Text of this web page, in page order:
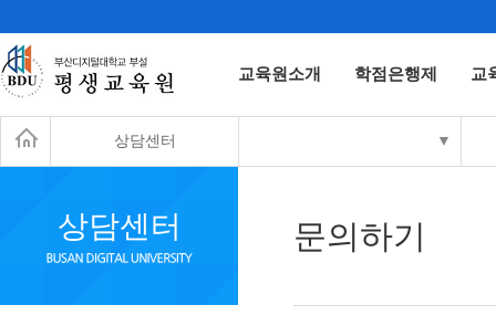
교육원소개 학점은행제 교
상담센터 ▼
상담센터 문의하기